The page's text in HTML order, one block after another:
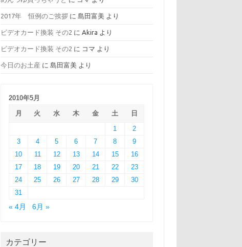
2017年 恒例のご挨拶 に島田富美 より
ビデオカード換装 その2 にAkira より
ビデオカード換装 その2 に コマ より
今日のお土産 に島田富美 より
2010年5月
月
火 水 木 金 土
日
1
2
3
4 5 6 7 8
9
10
11 12 13 14 15
16
17
18 19 20 21 22
23
24
25 26 27 28 29
30
31
« 4月
6月 »
カテゴリー